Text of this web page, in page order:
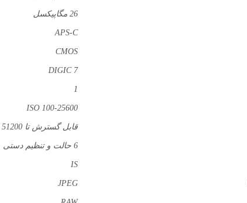
26 مگاپیکسل
APS-C
CMOS
DIGIC 7
1
100-25600 ISO
قابل گسترش تا 51200 ISO
6 حالت و تنظیم دستی
IS
JPEG